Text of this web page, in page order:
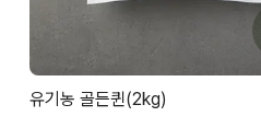
유기농 골든퀸(2kg)